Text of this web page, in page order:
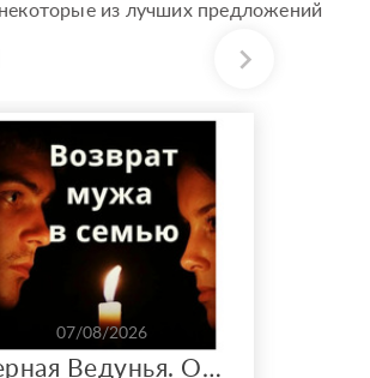
из лучших предложений
07/08/2026
Черная Ведунья. Опыт 35 лет. Сильнейшие обряды